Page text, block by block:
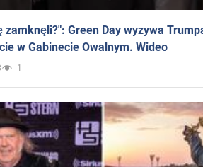
zamknęli?": Green Day wyzywa
w Gabinecie Owalnym. Wideo
1